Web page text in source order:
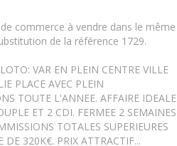
commerce à vendre dans le même
de la référence 1729.
VAR EN PLEIN CENTRE VILLE
PLACE AVEC PLEIN
TOUTE L'ANNEE. AFFAIRE IDEALE
ET 2 CDI. FERMEE 2 SEMAINES
TOTALES SUPERIEURES
DE 320K€. PRIX ATTRACTIF...